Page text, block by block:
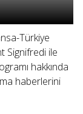
Türkiye
Signifredi ile
hakkında
haberlerini